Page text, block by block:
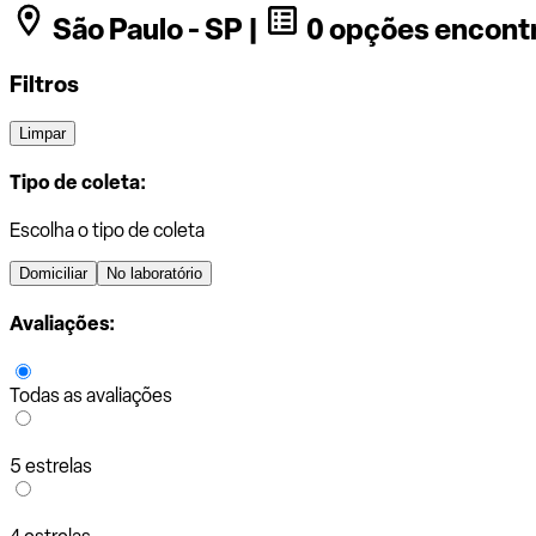
São Paulo - SP |
0 opções
Filtros
Limpar
Tipo de coleta:
Escolha o tipo de coleta
Domiciliar No laboratório
Avaliações:
Todas as avaliações
5 estrelas